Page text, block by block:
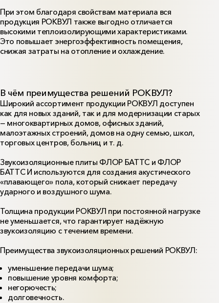
При этом благодаря свойствам материала вся
продукция РОКВУЛ также выгодно отличается
высокими теплоизолирующими характеристиками.
Это повышает энергоэффективность помещения,
снижая затраты на отопление и охлаждение.
В чём преимущества решений РОКВУЛ?
Широкий ассортимент продукции РОКВУЛ доступен
как для новых зданий, так и для модернизации старых
— многоквартирных домов, офисных зданий,
малоэтажных строений, домов на одну семью, школ,
торговых центров, больниц и т. д.
Звукоизоляционные плиты ФЛОР БАТТС и ФЛОР
БАТТС И используются для создания акустического
«плавающего» пола, который снижает передачу
ударного и воздушного шума.
Толщина продукции РОКВУЛ при постоянной нагрузке
не уменьшается, что гарантирует надёжную
звукоизоляцию с течением времени.
Преимущества звукоизоляционных решений РОКВУЛ:
уменьшение передачи шума;
повышение уровня комфорта;
негорючесть;
долговечность.